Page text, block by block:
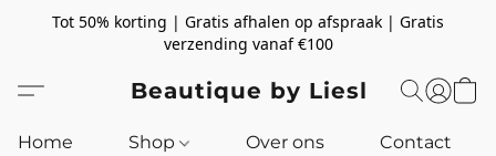
Tot 50% korting | Gratis afhalen op afspraak | Gratis
verzending vanaf €100
Beautique by Liesl
Home Shop Over ons Contact